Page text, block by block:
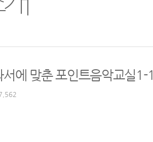
에 맞춘 포인트음악교실1-1